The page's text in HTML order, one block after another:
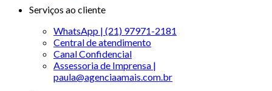
Serviços ao cliente
WhatsApp | (21) 97971-2181
Central de atendimento
Canal Confidencial
Assessoria de Imprensa |
paula@agenciaamais.com.br